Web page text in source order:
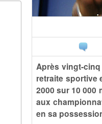
Après vingt-
retraite sportive
2000 sur 10 000
aux
en sa